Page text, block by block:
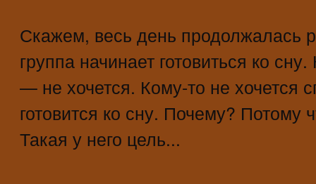
Скажем, весь день продолжалась
группа начинает готовиться ко
— не хочется. Кому-то не хочется
готовится ко сну. Почему? Потому
Такая у него цель...